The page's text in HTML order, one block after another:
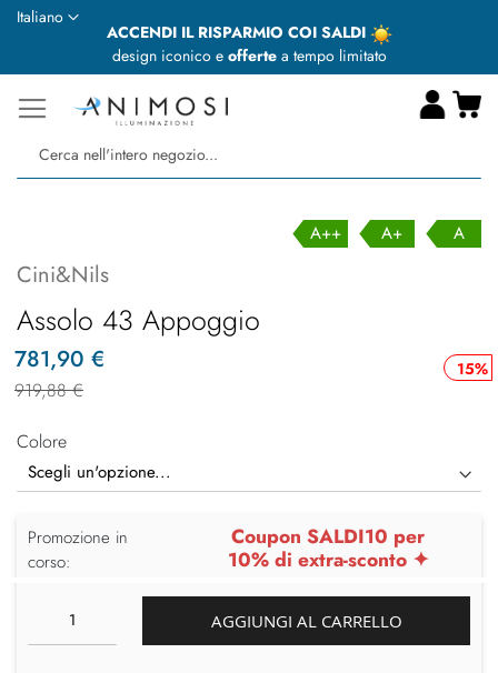
ACCENDI IL RISPARMIO COI SALDI
design iconico e offertea tempo limitato
Lingua
Italiano
A++ A+ A
Cini&Nils
Assolo 43 Appoggio
15%
781,90 €
919,88 €
Colore
Promozione in
corso:
Coupon SALDI10 per
10% di extra-sconto ✦
AGGIUNGI AL CARRELLO